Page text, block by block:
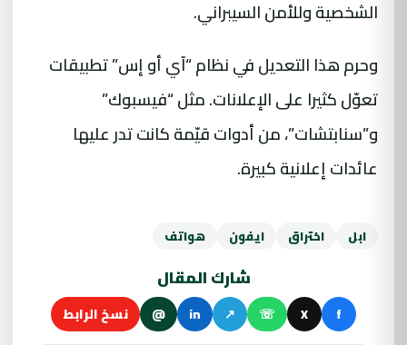
الشخصية وللأمن السيبراني.
وحرم هذا التعديل في نظام “آي أو إس” تطبيقات
تعوّل كثيرا على الإعلانات. مثل “فيسبوك”
و”سنابتشات”، من أدوات قيّمة كانت تدر عليها
عائدات إعلانية كبيرة.
ابل اختراق ايفون هواتف
شارك المقال
f
X
☏
↗
in
@ نسخ الرابط